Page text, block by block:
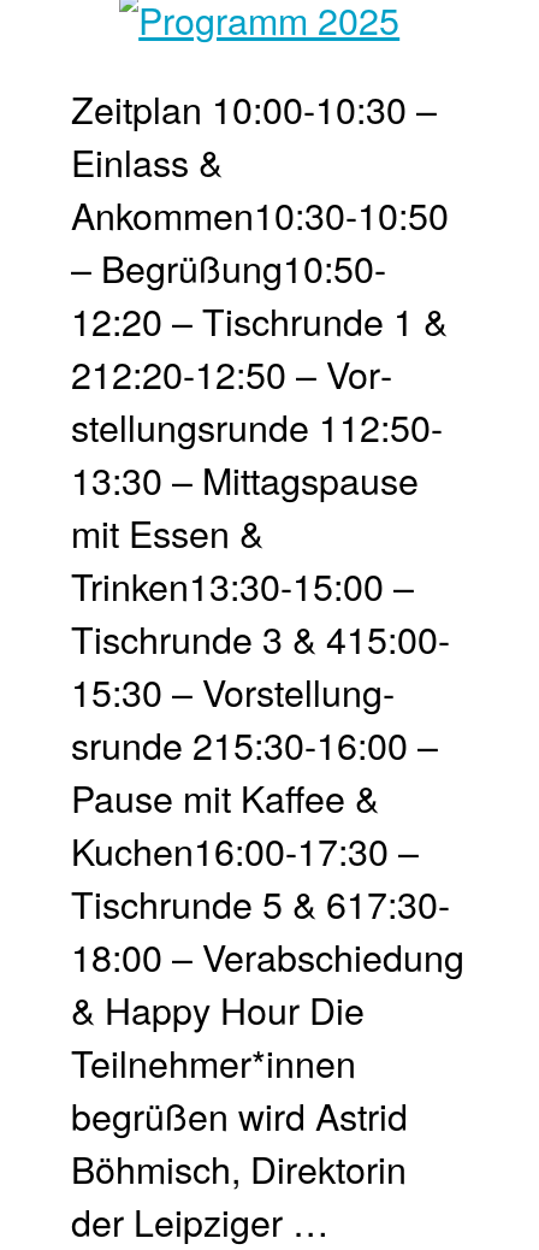
Zeit­plan 10:00-10:30 –
Einlass &
Ankommen10:30-10:50
– Begrü­ßung10:50-
12:20 – Tisch­runde 1 &
212:20-12:50 – Vor­
stellungs­runde 112:50-
13:30 – Mittags­pause
mit Essen &
Trinken13:30-15:00 –
Tisch­runde 3 & 415:00-
15:30 – Vor­stellung­
srunde 215:30-16:00 –
Pause mit Kaffee &
Kuchen16:00-17:30 –
Tisch­runde 5 & 617:30-
18:00 – Ver­abschie­dung
& Happy Hour Die
Teilnehmer*innen
begrüßen wird Astrid
Böhmisch, Direktorin
der Leipziger …